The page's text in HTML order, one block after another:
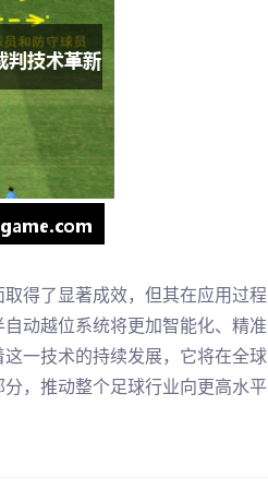
得了显著成效，但其在应用过
动越位系统将更加智能化、精准
一技术的持续发展，它将在全
，推动整个足球行业向更高水